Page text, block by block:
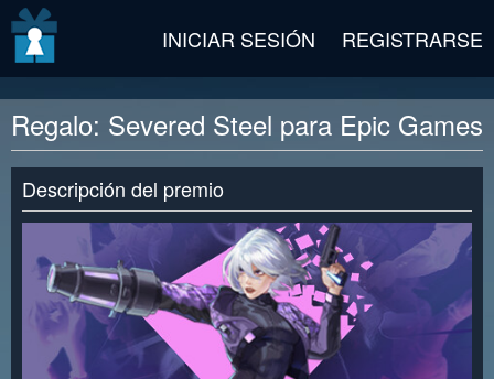
INICIAR SESIÓN REGISTRARSE
Regalo: Severed Steel para Epic Games
Descripción del premio